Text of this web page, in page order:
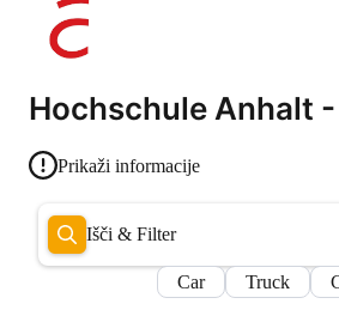
Hochschule Anhalt
Prikaži informacije
Išči & Filter
Car Truck